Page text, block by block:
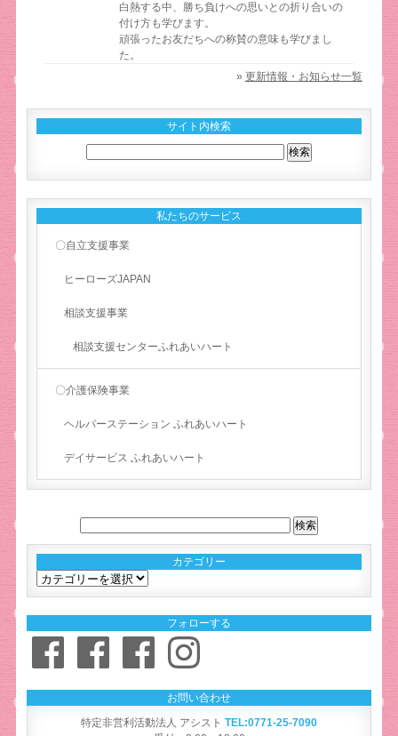
白熱する中、勝ち負けへの思いとの折り合いの
付け方も学びます。
頑張ったお友だちへの称賛の意味も学びまし
た。
» 更新情報・お知らせ一覧
サイト内検索
私たちのサービス
〇自立支援事業
ヒーローズJAPAN
相談支援事業
相談支援センターふれあいハート
〇介護保険事業
ヘルパーステーション ふれあいハート
デイサービス ふれあいハート
カテゴリー
カ
フォローする
Facebook
Facebook Facebook Instagram
お問い合わせ
特定非営利活動法人 アシスト TEL:0771-25-7090